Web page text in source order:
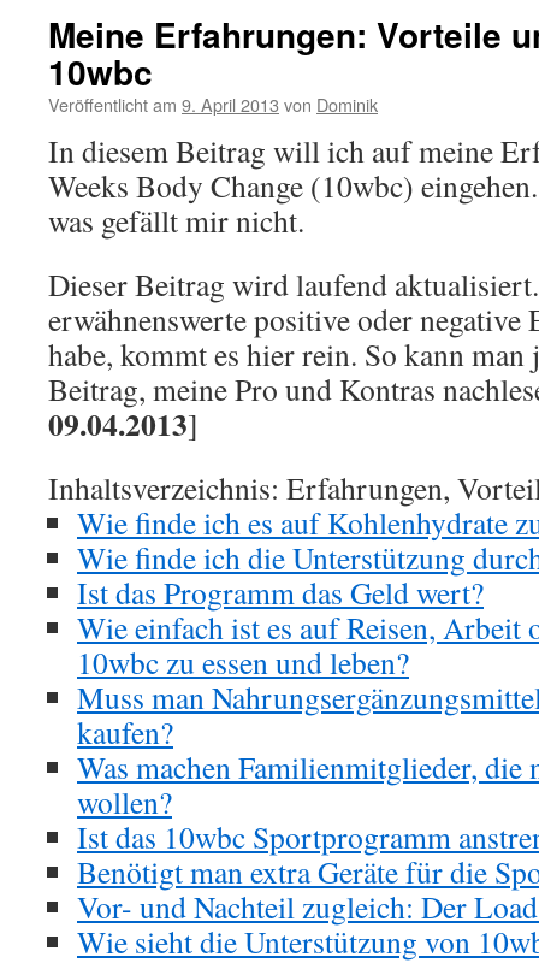
Meine Erfahrungen: Vorteile
10wbc
Veröffentlicht am 9. April 2013 von Dominik
In diesem Beitrag will ich auf meine
Weeks Body Change (10wbc)
was gefällt mir nicht.
Dieser Beitrag wird laufend
erwähnenswerte positive oder negative
habe, kommt es hier rein. So kann
Beitrag, meine Pro und Kontras
09.04.2013]
Inhaltsverzeichnis: Erfahrungen,
Wie finde ich es auf Kohlenhydrate
Wie finde ich die Unterstützung
Ist das Programm das Geld wert?
Wie einfach ist es auf Reisen, Arbeit
10wbc zu essen und leben?
Muss man
kaufen?
Was machen Familienmitglieder, die
wollen?
Ist das 10wbc Sportprogramm
Benötigt man extra Geräte für die
Vor- und Nachteil zugleich: Der
Wie sieht die Unterstützung von